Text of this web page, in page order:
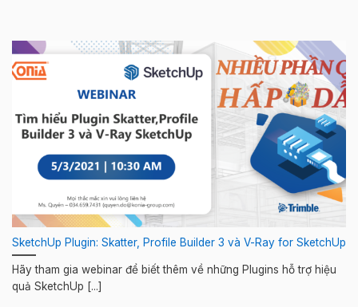
SketchUp Plugin: Skatter, Profile Builder 3 và V-Ray for SketchUp
Hãy tham gia webinar để biết thêm về những Plugins hỗ trợ hiệu
quả SketchUp [...]